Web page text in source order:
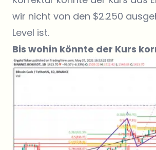
wir nicht von den $2.250
Level ist.
Bis wohin könnte der Kurs